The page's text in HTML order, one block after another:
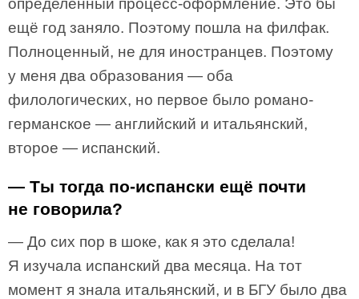
определенный процесс-оформление. Это бы
ещё год заняло. Поэтому пошла на филфак.
Полноценный, не для иностранцев. Поэтому
у меня два образования — оба
филологических, но первое было романо-
германское — английский и итальянский,
второе — испанский.
— Ты тогда по-испански ещё почти
не говорила?
— До сих пор в шоке, как я это сделала!
Я изучала испанский два месяца. На тот
момент я знала итальянский, и в БГУ было два